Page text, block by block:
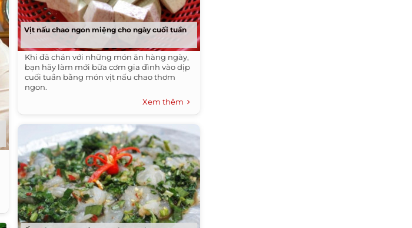
Vịt nấu chao ngon miệng cho ngày cuối tuần
Khi đã chán với những món ăn hàng ngày,
bạn hãy làm mới bữa cơm gia đình vào dịp
cuối tuần bằng món vịt nấu chao thơm
ngon.
Xem thêm